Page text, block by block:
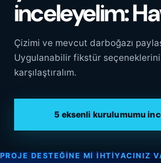
inceleyelim:
Çizimi ve mevcut darboğazı
Uygulanabilir fikstür
karşılaştıralım.
5 eksenli kurulumumu
PROJE DESTEĞINE MI IHTIYACINIZ